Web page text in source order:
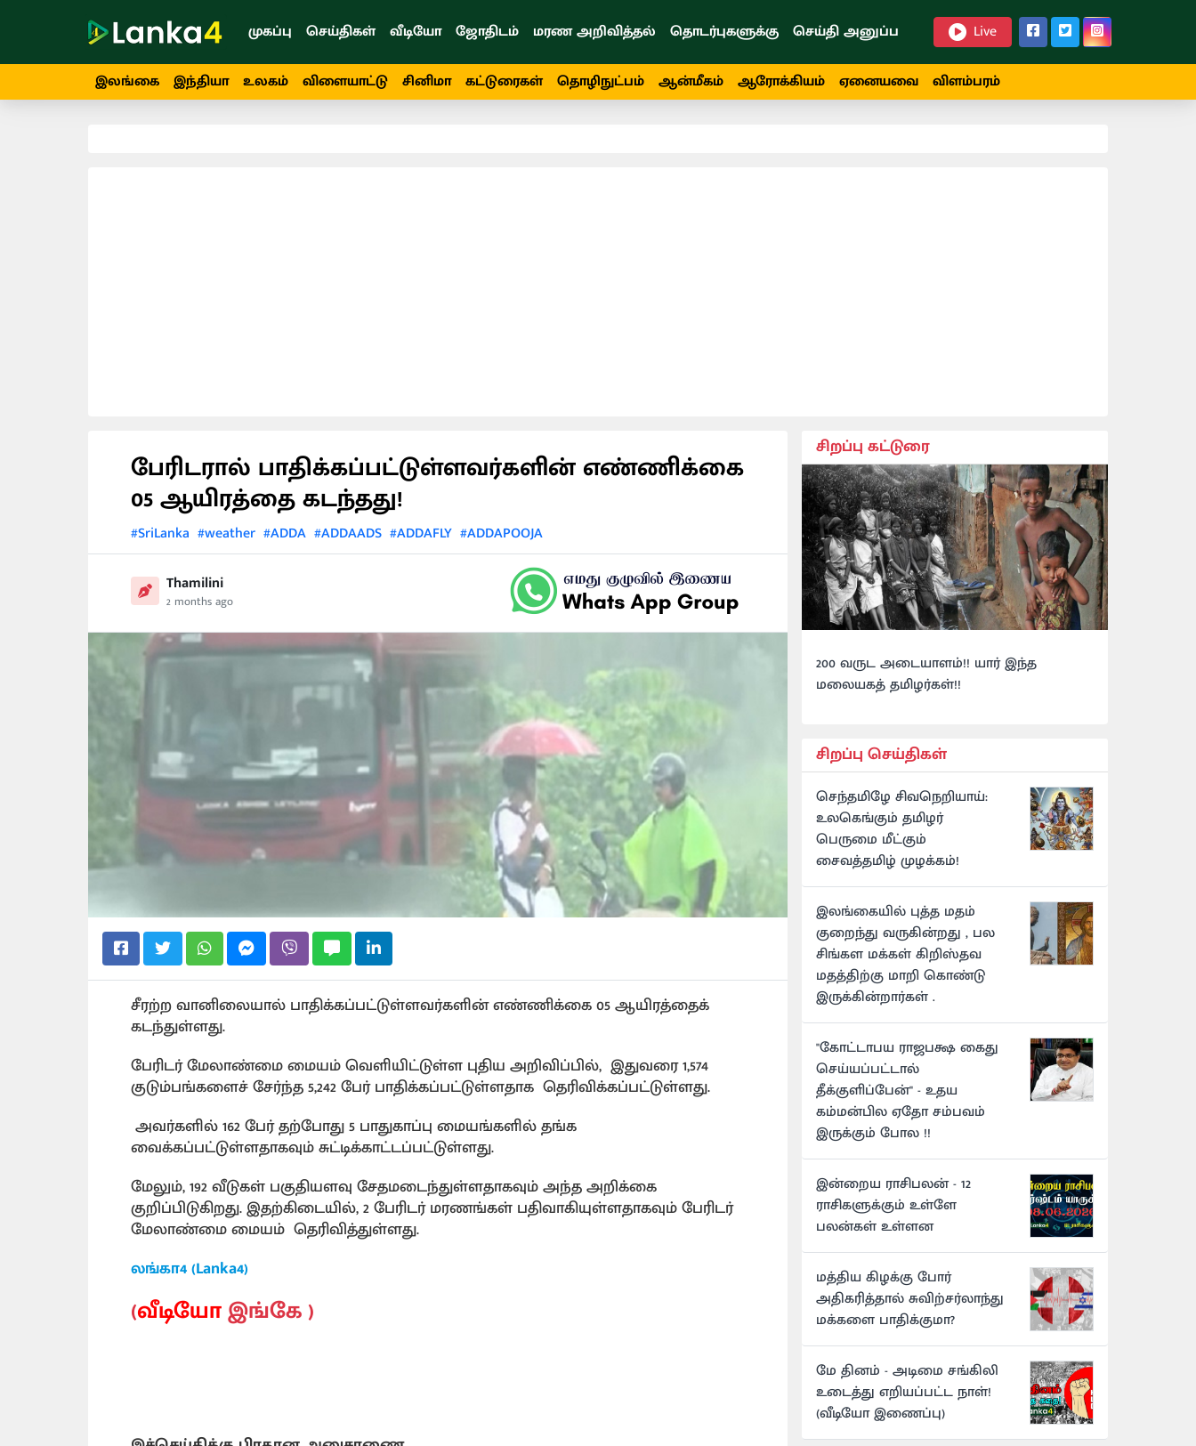
முகப்பு செய்திகள் வீடியோ ஜோதிடம் மரண அறிவித்தல் தொடர்புகளுக்கு செய்தி அனுப்ப Live
இலங்கை இந்தியா உலகம் விளையாட்டு சினிமா கட்டுரைகள் தொழிநுட்பம் ஆன்மீகம் ஆரோக்கியம் ஏனையவை விளம்பரம்
பேரிடரால் பாதிக்கப்பட்டுள்ளவர்களின் எண்ணிக்கை
05 ஆயிரத்தை கடந்தது!
#SriLanka #weather #ADDA #ADDAADS #ADDAFLY #ADDAPOOJA
Thamilini
2 months ago
சீரற்ற வானிலையால் பாதிக்கப்பட்டுள்ளவர்களின் எண்ணிக்கை 05 ஆயிரத்தைக்
கடந்துள்ளது.
பேரிடர் மேலாண்மை மையம் வெளியிட்டுள்ள புதிய அறிவிப்பில், இதுவரை 1,574
குடும்பங்களைச் சேர்ந்த 5,242 பேர் பாதிக்கப்பட்டுள்ளதாக தெரிவிக்கப்பட்டுள்ளது.
அவர்களில் 162 பேர் தற்போது 5 பாதுகாப்பு மையங்களில் தங்க
வைக்கப்பட்டுள்ளதாகவும் சுட்டிக்காட்டப்பட்டுள்ளது.
மேலும், 192 வீடுகள் பகுதியளவு சேதமடைந்துள்ளதாகவும் அந்த அறிக்கை
குறிப்பிடுகிறது. இதற்கிடையில், 2 பேரிடர் மரணங்கள் பதிவாகியுள்ளதாகவும் பேரிடர்
மேலாண்மை மையம் தெரிவித்துள்ளது.
லங்கா4 (Lanka4)
(வீடியோஇங்கே )
சிறப்பு கட்டுரை
200 வருட அடையாளம்!! யார் இந்த
மலையகத் தமிழர்கள்!!
சிறப்பு செய்திகள்
செந்தமிழே சிவநெறியாய்:
உலகெங்கும் தமிழர்
பெருமை மீட்கும்
சைவத்தமிழ் முழக்கம்!
இலங்கையில் புத்த மதம்
குறைந்து வருகின்றது , பல
சிங்கள மக்கள் கிறிஸ்தவ
மதத்திற்கு மாறி கொண்டு
இருக்கின்றார்கள் .
"கோட்டாபய ராஜபக்ஷ கைது
செய்யப்பட்டால்
தீக்குளிப்பேன்" - உதய
கம்மன்பில ஏதோ சம்பவம்
இருக்கும் போல !!
இன்றைய ராசிபலன் - 12
ராசிகளுக்கும் உள்ளே
பலன்கள் உள்ளன
மத்திய கிழக்கு போர்
அதிகரித்தால் சுவிற்சர்லாந்து
மக்களை பாதிக்குமா?
மே தினம் - அடிமை சங்கிலி
உடைத்து எறியப்பட்ட நாள்!
(வீடியோ இணைப்பு)